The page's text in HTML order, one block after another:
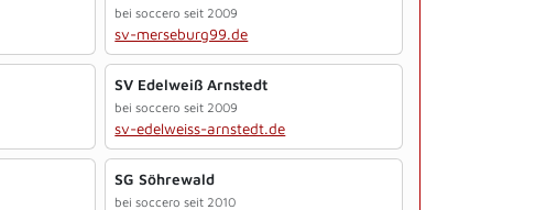
bei soccero seit 2009
sv-merseburg99.de
SV Edelweiß Arnstedt
bei soccero seit 2009
sv-edelweiss-arnstedt.de
SG Söhrewald
bei soccero seit 2010